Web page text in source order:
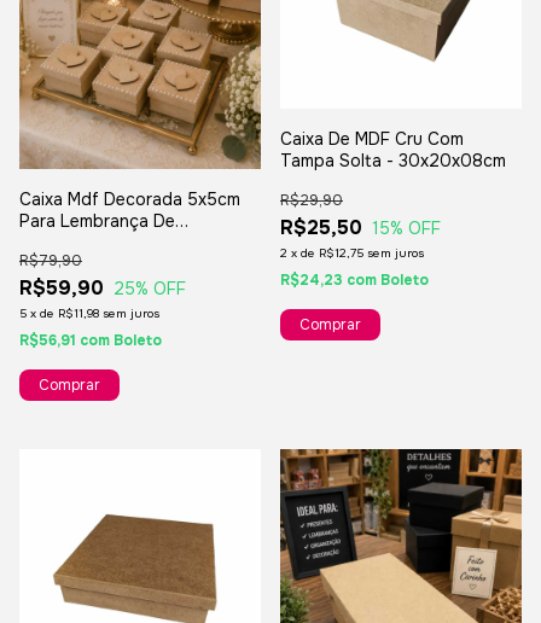
Caixa Mdf Decorada 5x5cm
Para Lembrança De
Unidades
R$59,90
R$79,90
25% OFF
5 x de R$11,98 sem juros
R$56,91 com Boleto
Caixa De MDF Cru Com
Tampa Solta - 30x20x08cm
R$25,50
R$29,90
15% OFF
2 x de R$12,75 sem juros
R$24,23 com Boleto